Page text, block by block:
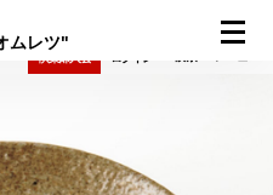
ムレツ"